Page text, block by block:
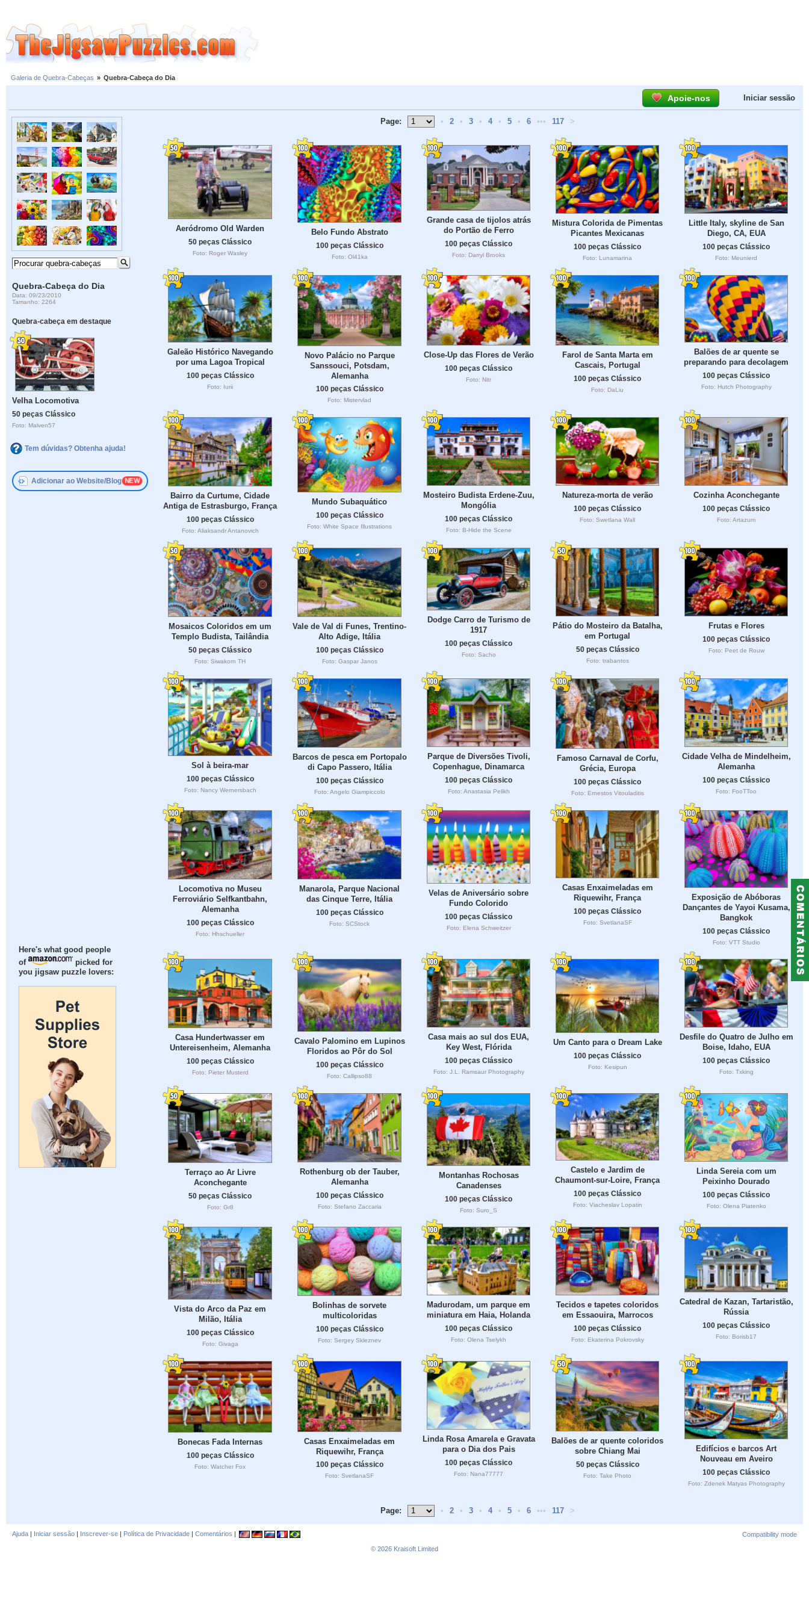
Galeria de Quebra-Cabeças » Quebra-Cabeça do Dia
Apoie-nos Iniciar sessão
Quebra-Cabeça do Dia
Data: 09/23/2010
Tamanho: 2264
Quebra-cabeça em destaque
Velha Locomotiva
50 peças Clássico
Foto: Malven57
Tem dúvidas? Obtenha ajuda!
Adicionar ao Website/Blog
Here's what good people
of
picked for
you jigsaw puzzle lovers:
Page: • 2 • 3 • 4 • 5 • 6 ••• 117 >
Aeródromo Old Warden
50 peças Clássico
Foto: Roger Wasley
Belo Fundo Abstrato
100 peças Clássico
Foto: Ol41ka
Grande casa de tijolos atrás
do Portão de Ferro
100 peças Clássico
Foto: Darryl Brooks
Mistura Colorida de Pimentas
Picantes Mexicanas
100 peças Clássico
Foto: Lunamarina
Little Italy, skyline de San
Diego, CA, EUA
100 peças Clássico
Foto: Meunierd
Galeão Histórico Navegando
por uma Lagoa Tropical
100 peças Clássico
Foto: Iurii
Novo Palácio no Parque
Sanssouci, Potsdam,
Alemanha
100 peças Clássico
Foto: Mistervlad
Close-Up das Flores de Verão
100 peças Clássico
Foto: Nitr
Farol de Santa Marta em
Cascais, Portugal
100 peças Clássico
Foto: DaLiu
Balões de ar quente se
preparando para decolagem
100 peças Clássico
Foto: Hutch Photography
Bairro da Curtume, Cidade
Antiga de Estrasburgo, França
100 peças Clássico
Foto: Aliaksandr Antanovich
Mundo Subaquático
100 peças Clássico
Foto: White Space Illustrations
Mosteiro Budista Erdene-Zuu,
Mongólia
100 peças Clássico
Foto: B-Hide the Scene
Natureza-morta de verão
100 peças Clássico
Foto: Swetlana Wall
Cozinha Aconchegante
100 peças Clássico
Foto: Artazum
Mosaicos Coloridos em um
Templo Budista, Tailândia
50 peças Clássico
Foto: Siwakorn TH
Vale de Val di Funes, Trentino-
Alto Adige, Itália
100 peças Clássico
Foto: Gaspar Janos
Dodge Carro de Turismo de
1917
100 peças Clássico
Foto: Sacho
Pátio do Mosteiro da Batalha,
em Portugal
50 peças Clássico
Foto: trabantos
Frutas e Flores
100 peças Clássico
Foto: Peet de Rouw
Sol à beira-mar
100 peças Clássico
Foto: Nancy Wernersbach
Barcos de pesca em Portopalo
di Capo Passero, Itália
100 peças Clássico
Foto: Angelo Giampiccolo
Parque de Diversões Tivoli,
Copenhague, Dinamarca
100 peças Clássico
Foto: Anastasia Pelikh
Famoso Carnaval de Corfu,
Grécia, Europa
100 peças Clássico
Foto: Ernestos Vitouladitis
Cidade Velha de Mindelheim,
Alemanha
100 peças Clássico
Foto: FooTToo
Locomotiva no Museu
Ferroviário Selfkantbahn,
Alemanha
100 peças Clássico
Foto: Hhschueller
Manarola, Parque Nacional
das Cinque Terre, Itália
100 peças Clássico
Foto: SCStock
Velas de Aniversário sobre
Fundo Colorido
100 peças Clássico
Foto: Elena Schweitzer
Casas Enxaimeladas em
Riquewihr, França
100 peças Clássico
Foto: SvetlanaSF
Exposição de Abóboras
Dançantes de Yayoi Kusama,
Bangkok
100 peças Clássico
Foto: VTT Studio
Casa Hundertwasser em
Untereisenheim, Alemanha
100 peças Clássico
Foto: Pieter Musterd
Cavalo Palomino em Lupinos
Floridos ao Pôr do Sol
100 peças Clássico
Foto: Callipso88
Casa mais ao sul dos EUA,
Key West, Flórida
100 peças Clássico
Foto: J.L. Ramsaur Photography
Um Canto para o Dream Lake
100 peças Clássico
Foto: Kesipun
Desfile do Quatro de Julho em
Boise, Idaho, EUA
100 peças Clássico
Foto: Txking
Terraço ao Ar Livre
Aconchegante
50 peças Clássico
Foto: Gr8
Rothenburg ob der Tauber,
Alemanha
100 peças Clássico
Foto: Stefano Zaccaria
Montanhas Rochosas
Canadenses
100 peças Clássico
Foto: Suro_S
Castelo e Jardim de
Chaumont-sur-Loire, França
100 peças Clássico
Foto: Viacheslav Lopatin
Linda Sereia com um
Peixinho Dourado
100 peças Clássico
Foto: Olena Piatenko
Vista do Arco da Paz em
Milão, Itália
100 peças Clássico
Foto: Givaga
Bolinhas de sorvete
multicoloridas
100 peças Clássico
Foto: Sergey Skleznev
Madurodam, um parque em
miniatura em Haia, Holanda
100 peças Clássico
Foto: Olena Tselykh
Tecidos e tapetes coloridos
em Essaouira, Marrocos
100 peças Clássico
Foto: Ekaterina Pokrovsky
Catedral de Kazan, Tartaristão,
Rússia
100 peças Clássico
Foto: Borisb17
Bonecas Fada Internas
100 peças Clássico
Foto: Watcher Fox
Casas Enxaimeladas em
Riquewihr, França
100 peças Clássico
Foto: SvetlanaSF
Linda Rosa Amarela e Gravata
para o Dia dos Pais
100 peças Clássico
Foto: Nana77777
Balões de ar quente coloridos
sobre Chiang Mai
50 peças Clássico
Foto: Take Photo
Edifícios e barcos Art
Nouveau em Aveiro
100 peças Clássico
Foto: Zdenek Matyas Photography
Page: • 2 • 3 • 4 • 5 • 6 ••• 117 >
Ajuda | Iniciar sessão | Inscrever-se | Política de Privacidade | Comentários |
Compatibility mode
© 2026 Kraisoft Limited